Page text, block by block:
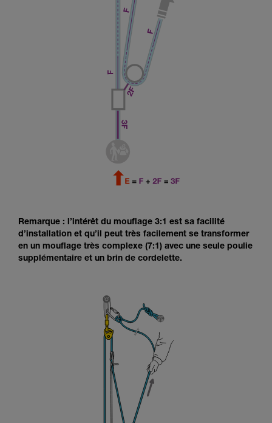
Remarque : l’intérêt du mouflage 3:1 est sa facilité
d’installation et qu’il peut très facilement se transformer
en un mouflage très complexe (7:1) avec une seule poulie
supplémentaire et un brin de cordelette.